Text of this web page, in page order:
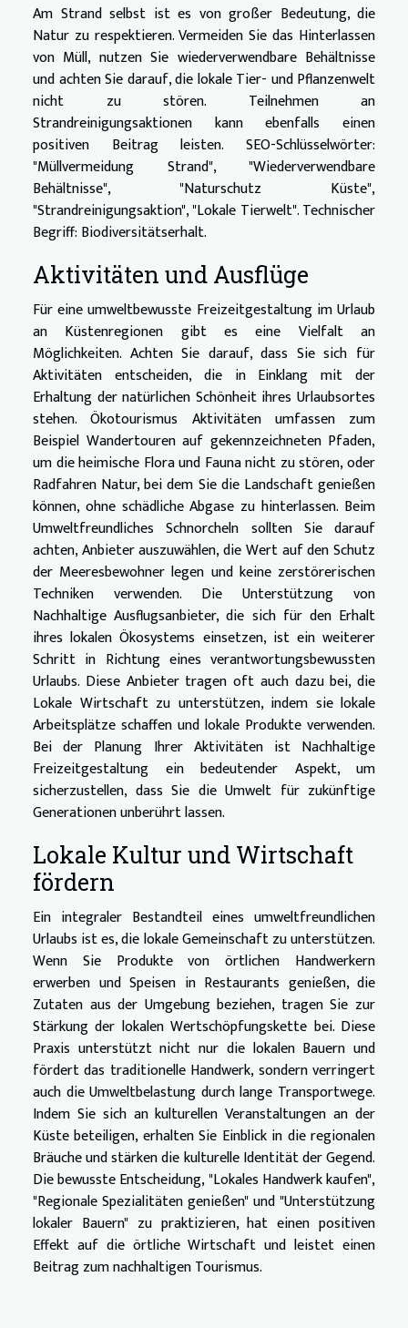
Am Strand selbst ist es von großer Bedeutung, die
Natur zu respektieren. Vermeiden Sie das Hinterlassen
von Müll, nutzen Sie wiederverwendbare Behältnisse
und achten Sie darauf, die lokale Tier- und Pflanzenwelt
nicht zu stören. Teilnehmen an
Strandreinigungsaktionen kann ebenfalls einen
positiven Beitrag leisten. SEO-Schlüsselwörter:
"Müllvermeidung Strand", "Wiederverwendbare
Behältnisse", "Naturschutz Küste",
"Strandreinigungsaktion", "Lokale Tierwelt". Technischer
Begriff: Biodiversitätserhalt.
Aktivitäten und Ausflüge
Für eine umweltbewusste Freizeitgestaltung im Urlaub
an Küstenregionen gibt es eine Vielfalt an
Möglichkeiten. Achten Sie darauf, dass Sie sich für
Aktivitäten entscheiden, die in Einklang mit der
Erhaltung der natürlichen Schönheit ihres Urlaubsortes
stehen. Ökotourismus Aktivitäten umfassen zum
Beispiel Wandertouren auf gekennzeichneten Pfaden,
um die heimische Flora und Fauna nicht zu stören, oder
Radfahren Natur, bei dem Sie die Landschaft genießen
können, ohne schädliche Abgase zu hinterlassen. Beim
Umweltfreundliches Schnorcheln sollten Sie darauf
achten, Anbieter auszuwählen, die Wert auf den Schutz
der Meeresbewohner legen und keine zerstörerischen
Techniken verwenden. Die Unterstützung von
Nachhaltige Ausflugsanbieter, die sich für den Erhalt
ihres lokalen Ökosystems einsetzen, ist ein weiterer
Schritt in Richtung eines verantwortungsbewussten
Urlaubs. Diese Anbieter tragen oft auch dazu bei, die
Lokale Wirtschaft zu unterstützen, indem sie lokale
Arbeitsplätze schaffen und lokale Produkte verwenden.
Bei der Planung Ihrer Aktivitäten ist Nachhaltige
Freizeitgestaltung ein bedeutender Aspekt, um
sicherzustellen, dass Sie die Umwelt für zukünftige
Generationen unberührt lassen.
Lokale Kultur und Wirtschaft
fördern
Ein integraler Bestandteil eines umweltfreundlichen
Urlaubs ist es, die lokale Gemeinschaft zu unterstützen.
Wenn Sie Produkte von örtlichen Handwerkern
erwerben und Speisen in Restaurants genießen, die
Zutaten aus der Umgebung beziehen, tragen Sie zur
Stärkung der lokalen Wertschöpfungskette bei. Diese
Praxis unterstützt nicht nur die lokalen Bauern und
fördert das traditionelle Handwerk, sondern verringert
auch die Umweltbelastung durch lange Transportwege.
Indem Sie sich an kulturellen Veranstaltungen an der
Küste beteiligen, erhalten Sie Einblick in die regionalen
Bräuche und stärken die kulturelle Identität der Gegend.
Die bewusste Entscheidung, "Lokales Handwerk kaufen",
"Regionale Spezialitäten genießen" und "Unterstützung
lokaler Bauern" zu praktizieren, hat einen positiven
Effekt auf die örtliche Wirtschaft und leistet einen
Beitrag zum nachhaltigen Tourismus.